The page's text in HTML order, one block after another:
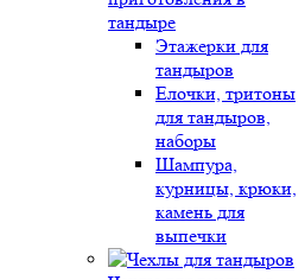
тандыре
Этажерки для
тандыров
Елочки, тритоны
для тандыров,
наборы
Шампура,
курницы, крюки,
камень для
выпечки